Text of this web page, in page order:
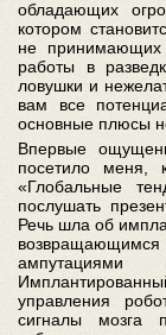
обладающих
котором
не
работы в
ловушки и
вам все
основные плюсы
Впервые
посетило меня,
«Глобальные
послушать
Речь шла об
ампутациями
управления
сигналы мозга